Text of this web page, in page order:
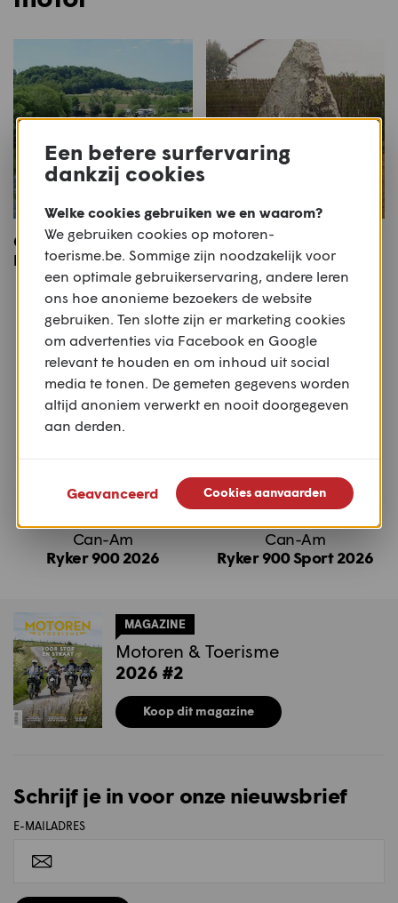
Grens Luxemburg -
Eifelroute
Les Herbiers - Saint-
Brieuc
Meer motoren
Of bekijk alle Andere,Meer dan € 13.000
Can-Am
Ryker 900 2026
Can-Am
Ryker 900 Sport 2026
MAGAZINE
Motoren & Toerisme
2026 #2
Koop dit magazine
Schrijf je in voor onze nieuwsbrief
E-MAILADRES
Een betere surfervaring
dankzij cookies
Welke cookies gebruiken we en waarom?
We gebruiken cookies op motoren-
toerisme.be. Sommige zijn noodzakelijk voor
een optimale gebruikerservaring, andere leren
ons hoe anonieme bezoekers de website
gebruiken. Ten slotte zijn er marketing cookies
om advertenties via Facebook en Google
relevant te houden en om inhoud uit social
media te tonen. De gemeten gegevens worden
altijd anoniem verwerkt en nooit doorgegeven
aan derden.
Geavanceerd Cookies aanvaarden